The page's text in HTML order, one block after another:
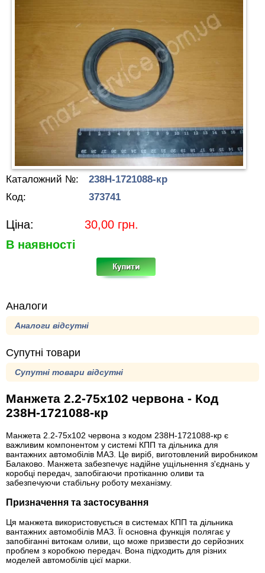
Каталожний №:
238Н-1721088-кр
Код:
373741
Ціна: 30,00 грн.
В наявності
Аналоги
Аналоги відсутні
Супутні товари
Супутні товари відсутні
Манжета 2.2-75х102 червона - Код
238Н-1721088-кр
Манжета 2.2-75х102 червона з кодом 238Н-1721088-кр є
важливим компонентом у системі КПП та дільника для
вантажних автомобілів МАЗ. Це виріб, виготовлений виробником
Балаково. Манжета забезпечує надійне ущільнення з'єднань у
коробці передач, запобігаючи протіканню оливи та
забезпечуючи стабільну роботу механізму.
Призначення та застосування
Ця манжета використовується в системах КПП та дільника
вантажних автомобілів МАЗ. Її основна функція полягає у
запобіганні витокам оливи, що може призвести до серйозних
проблем з коробкою передач. Вона підходить для різних
моделей автомобілів цієї марки.